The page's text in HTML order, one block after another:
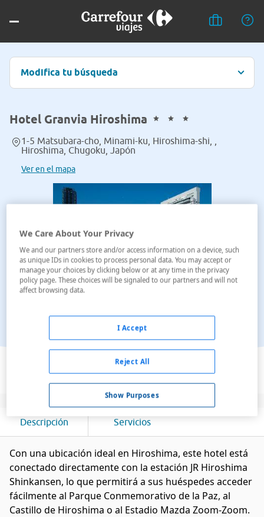
Modifica tu búsqueda
Hotel Granvia Hiroshima
1-5 Matsubara-cho, Minami-ku, Hiroshima-shi, ,
Hiroshima, Chugoku, Japón
Ver en el mapa
Ver en el mapa
Descripción Servicios
Con una ubicación ideal en Hiroshima, este hotel está
conectado directamente con la estación JR Hiroshima
Shinkansen, lo que permitirá a sus huéspedes acceder
fácilmente al Parque Conmemorativo de la Paz, al
Castillo de Hiroshima o al Estadio Mazda Zoom-Zoom.
We Care About Your Privacy
We and our partners store and/or access information on a device, such
as unique IDs in cookies to process personal data. You may accept or
manage your choices by clicking below or at any time in the privacy
policy page. These choices will be signaled to our partners and will not
affect browsing data.
Show Purposes
Reject All
I Accept